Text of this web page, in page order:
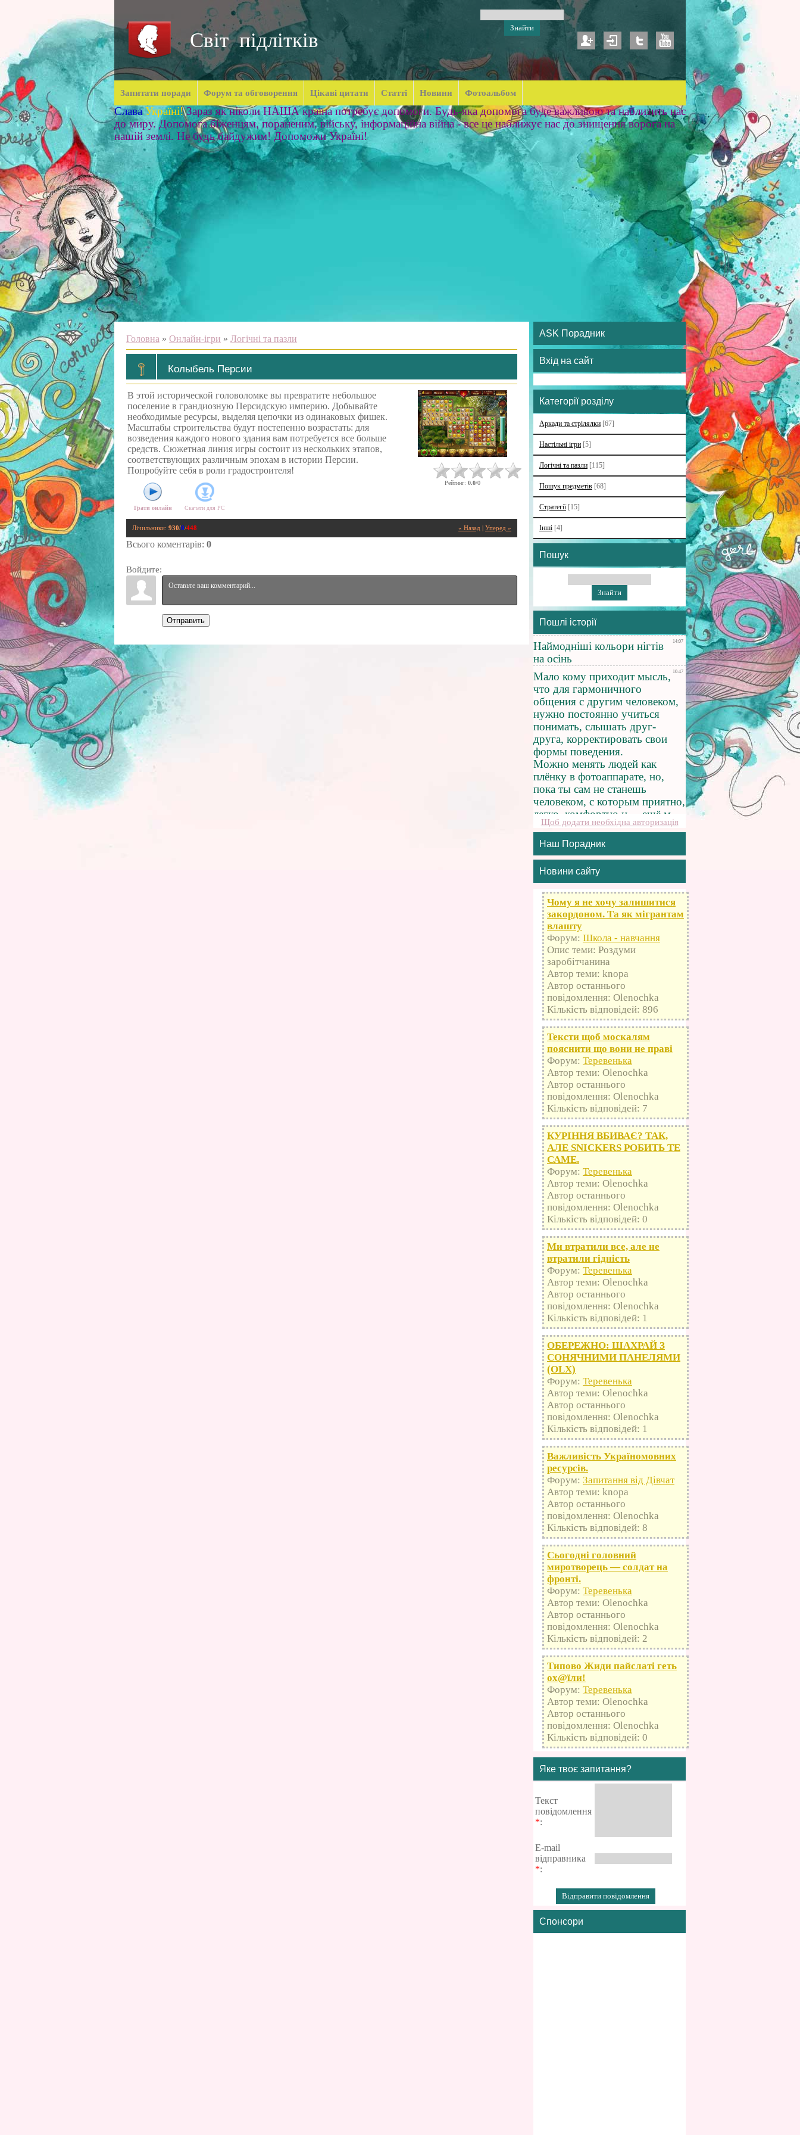
Світ підлітків
Запитати поради Форум та обговорення Цікаві цитати Статті Новини Фотоальбом
Слава Україні! Зараз як ніколи НАША країна потребує допомоги. Будь-яка допомога буде важливою та наблизить нас
до миру. Допомога біженцям, пораненим, війську, інформаційна війна - все це наближує нас до знищення ворога на
нашій землі. Не будь байдужим! Допоможи Україні!
Головна » Онлайн-ігри » Логічні та пазли
Колыбель Персии
В этой исторической головоломке вы превратите небольшое
поселение в грандиозную Персидскую империю. Добывайте
необходимые ресурсы, выделяя цепочки из одинаковых фишек.
Масштабы строительства будут постепенно возрастать: для
возведения каждого нового здания вам потребуется все больше
средств. Сюжетная линия игры состоит из нескольких этапов,
соответствующих различным эпохам в истории Персии.
Попробуйте себя в роли градостроителя!
Грати онлайн Скачати для PC
Рейтинг: 0.0/0
« Назад Уперед »
Лічильники: 930/0/448
Всього коментарів: 0
Войдите:
Отправить
ASK Порадник
Вхід на сайт
Категорії розділу
Аркади та стрілялки [67]
Настільні ігри [5]
Логічні та пазли [115]
Пошук предметів [68]
Стратегії [15]
Інші [4]
Пошук
Пошлі історії
Щоб додати необхідна авторизація
Наш Порадник
Новини сайту
Чому я не хочу залишитися
закордоном. Та як мігрантам
влашту
Форум: Школа - навчання
Опис теми: Роздуми
заробітчанина
Автор теми: knopa
Автор останнього
повідомлення: Olenochka
Кількість відповідей: 896
Тексти щоб москалям
пояснити що вони не праві
Форум: Теревенька
Автор теми: Olenochka
Автор останнього
повідомлення: Olenochka
Кількість відповідей: 7
КУРІННЯ ВБИВАЄ? ТАК,
АЛЕ SNICKERS РОБИТЬ ТЕ
САМЕ.
Форум: Теревенька
Автор теми: Olenochka
Автор останнього
повідомлення: Olenochka
Кількість відповідей: 0
Ми втратили все, але не
втратили гідність
Форум: Теревенька
Автор теми: Olenochka
Автор останнього
повідомлення: Olenochka
Кількість відповідей: 1
ОБЕРЕЖНО: ШАХРАЙ З
СОНЯЧНИМИ ПАНЕЛЯМИ
(OLX)
Форум: Теревенька
Автор теми: Olenochka
Автор останнього
повідомлення: Olenochka
Кількість відповідей: 1
Важливість Україномовних
ресурсів.
Форум: Запитання від Дівчат
Автор теми: knopa
Автор останнього
повідомлення: Olenochka
Кількість відповідей: 8
Сьогодні головний
миротворець — солдат на
фронті.
Форум: Теревенька
Автор теми: Olenochka
Автор останнього
повідомлення: Olenochka
Кількість відповідей: 2
Типово Жиди пайслаті геть
оx@їли!
Форум: Теревенька
Автор теми: Olenochka
Автор останнього
повідомлення: Olenochka
Кількість відповідей: 0
Яке твоє запитання?
Текст
повідомлення
*:
E-mail
відправника
*:
Спонсори